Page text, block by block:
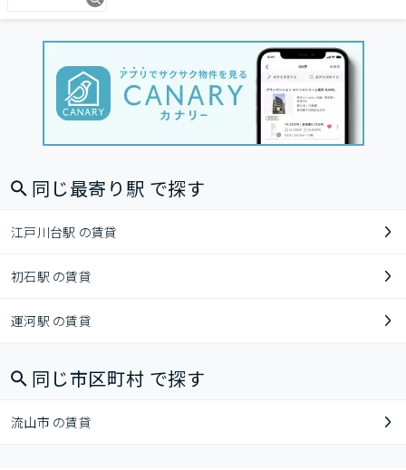
同じ最寄り駅 で探す
江戸川台駅 の賃貸
初石駅 の賃貸
運河駅 の賃貸
同じ市区町村 で探す
流山市 の賃貸